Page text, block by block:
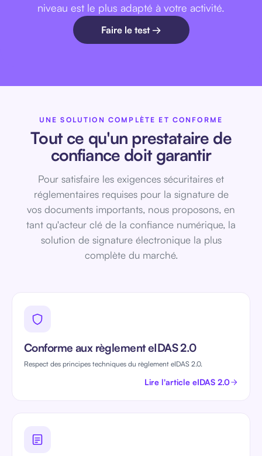
niveau est le plus adapté à votre activité.
Faire le test →
UNE SOLUTION COMPLÈTE ET CONFORME
Tout ce qu'un prestataire de
confiance doit garantir
Pour satisfaire les exigences sécuritaires et
réglementaires requises pour la signature de
vos documents importants, nous proposons, en
tant qu'acteur clé de la confiance numérique, la
solution de signature électronique la plus
complète du marché.
Conforme aux règlement eIDAS 2.0
Respect des principes techniques du règlement eIDAS 2.0.
Lire l'article eIDAS 2.0